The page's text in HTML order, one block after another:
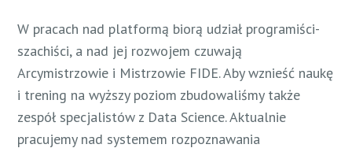
W pracach nad platformą biorą udział programiści-
szachiści, a nad jej rozwojem czuwają
Arcymistrzowie i Mistrzowie FIDE. Aby wznieść naukę
i trening na wyższy poziom zbudowaliśmy także
zespół specjalistów z Data Science. Aktualnie
pracujemy nad systemem rozpoznawania